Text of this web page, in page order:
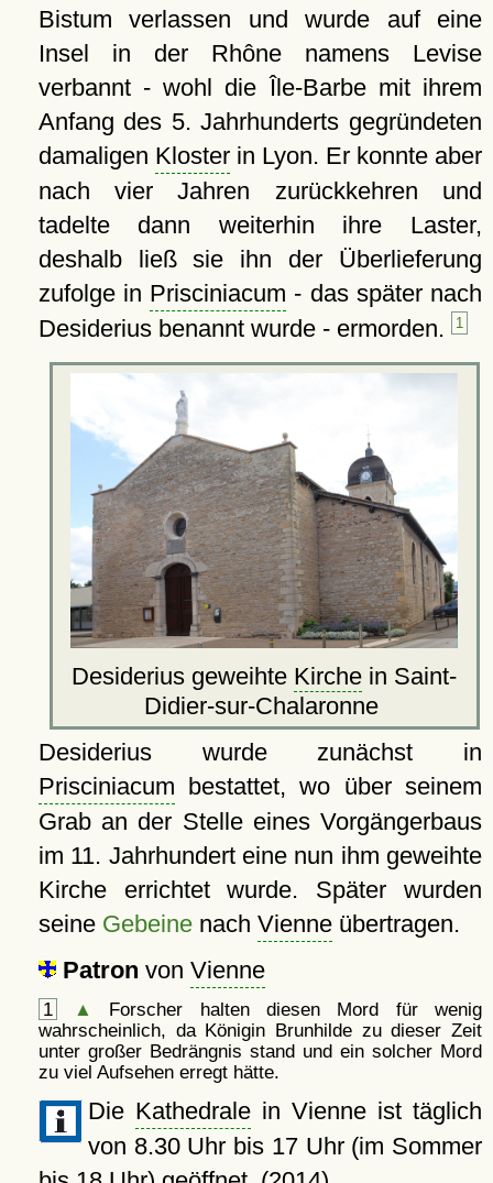
Bistum verlassen und wurde auf eine
Insel in der Rhône namens Levise
verbannt - wohl die Île-Barbe mit ihrem
Anfang des 5. Jahrhunderts gegründeten
damaligen Klosterin Lyon. Er konnte aber
nach vier Jahren zurückkehren und
tadelte dann weiterhin ihre Laster,
deshalb ließ sie ihn der Überlieferung
zufolge in Prisciniacum - das später nach
Desiderius benannt wurde - ermorden.
1
Desiderius geweihte Kirche in Saint-
Didier-sur-Chalaronne
Desiderius wurde zunächst in
Prisciniacum bestattet, wo über seinem
Grab an der Stelle eines Vorgängerbaus
im 11. Jahrhundert eine nun ihm geweihte
Kirche errichtet wurde. Später wurden
seine Gebeinenach Vienneübertragen.
Patron von Vienne
1 ▲
Forscher halten diesen Mord für wenig
wahrscheinlich, da Königin Brunhilde zu dieser Zeit
unter großer Bedrängnis stand und ein solcher Mord
zu viel Aufsehen erregt hätte.
Die Kathedralein Vienne ist täglich
von 8.30 Uhr bis 17 Uhr (im Sommer